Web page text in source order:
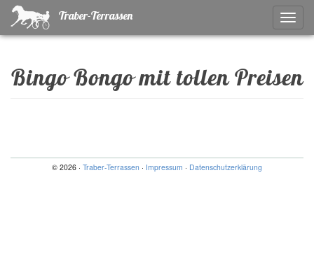
ein-/
Traber-Terrassen
Bingo Bongo mit tollen Preisen
© 2026 · Traber-Terrassen · Impressum · Datenschutzerklärung